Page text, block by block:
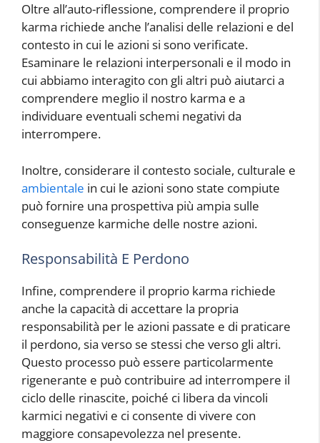
Oltre all’auto-riflessione, comprendere il proprio
karma richiede anche l’analisi delle relazioni e del
contesto in cui le azioni si sono verificate.
Esaminare le relazioni interpersonali e il modo in
cui abbiamo interagito con gli altri può aiutarci a
comprendere meglio il nostro karma e a
individuare eventuali schemi negativi da
interrompere.
Inoltre, considerare il contesto sociale, culturale e
ambientale in cui le azioni sono state compiute
può fornire una prospettiva più ampia sulle
conseguenze karmiche delle nostre azioni.
Responsabilità E Perdono
Infine, comprendere il proprio karma richiede
anche la capacità di accettare la propria
responsabilità per le azioni passate e di praticare
il perdono, sia verso se stessi che verso gli altri.
Questo processo può essere particolarmente
rigenerante e può contribuire ad interrompere il
ciclo delle rinascite, poiché ci libera da vincoli
karmici negativi e ci consente di vivere con
maggiore consapevolezza nel presente.